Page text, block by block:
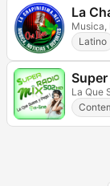
La
Musica,
Latino
La Que